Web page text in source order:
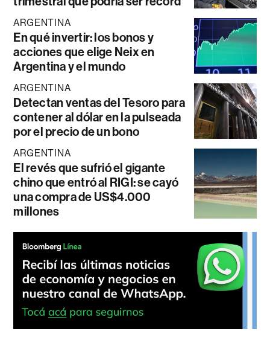
ARGENTINA
En qué invertir: los bonos y
acciones que elige Neix en
Argentina y el mundo
ARGENTINA
Detectan ventas del Tesoro para
contener al dólar en la pulseada
por el precio de un bono
ARGENTINA
El revés que sufrió el gigante
chino que entró al RIGI: se cayó
una compra de US$4.000
millones